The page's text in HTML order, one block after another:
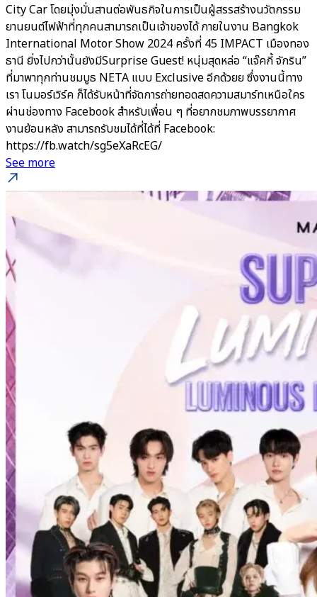
City Car โดยมุ่งมั่นสานต่อพันธกิจในการเป็นผู้สรรสร้างนวัตกรรม
ยานยนต์ไฟฟ้าที่ทุกคนสามารถเป็นเจ้าของได้ ภายในงาน Bangkok
International Motor Show 2024 ครั้งที่ 45 IMPACT เมืองทอง
ธานี ยิ่งไปกว่านั้นยังมีSurprise Guest! หนุ่มสุดหล่อ “แจ๊คกี้ จักริน”
ที่มาพาทุกท่านชมบูธ NETA แบบ Exclusive อีกด้วยย ซึ่งงานนี้ทาง
เรา โนมอร์เวิร์ค ก็ได้รับหน้าที่จัดการถ่ายทอดสดความสมาร์ทเหนือใคร
ผ่านช่องทาง Facebook สำหรับเพื่อน ๆ ที่อยากชมภาพบรรยากาศ
งานย้อนหลัง สามารถรับชมได้ที่ได้ที่ Facebook:
https://fb.watch/sg5eXaRcEG/
See more